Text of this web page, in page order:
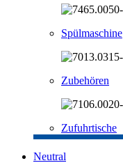
Spülmaschine
Zubehören
Zufuhrtische
Neutral